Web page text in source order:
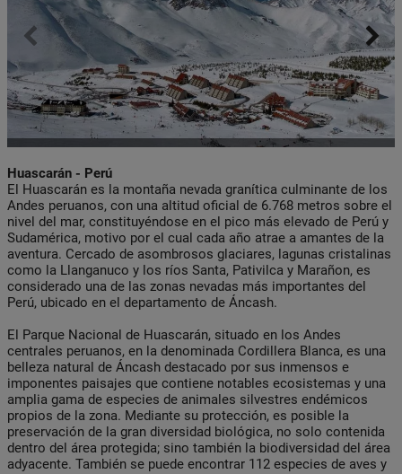
Huascarán - Perú
El Huascarán es la montaña nevada granítica culminante de los
Andes peruanos, con una altitud oficial de 6.768 metros sobre el
nivel del mar, constituyéndose en el pico más elevado de Perú y
Sudamérica, motivo por el cual cada año atrae a amantes de la
aventura. Cercado de asombrosos glaciares, lagunas cristalinas
como la Llanganuco y los ríos Santa, Pativilca y Marañon, es
considerado una de las zonas nevadas más importantes del
Perú, ubicado en el departamento de Áncash.
El Parque Nacional de Huascarán, situado en los Andes
centrales peruanos, en la denominada Cordillera Blanca, es una
belleza natural de Áncash destacado por sus inmensos e
imponentes paisajes que contiene notables ecosistemas y una
amplia gama de especies de animales silvestres endémicos
propios de la zona. Mediante su protección, es posible la
preservación de la gran diversidad biológica, no solo contenida
dentro del área protegida; sino también la biodiversidad del área
adyacente. También se puede encontrar 112 especies de aves y